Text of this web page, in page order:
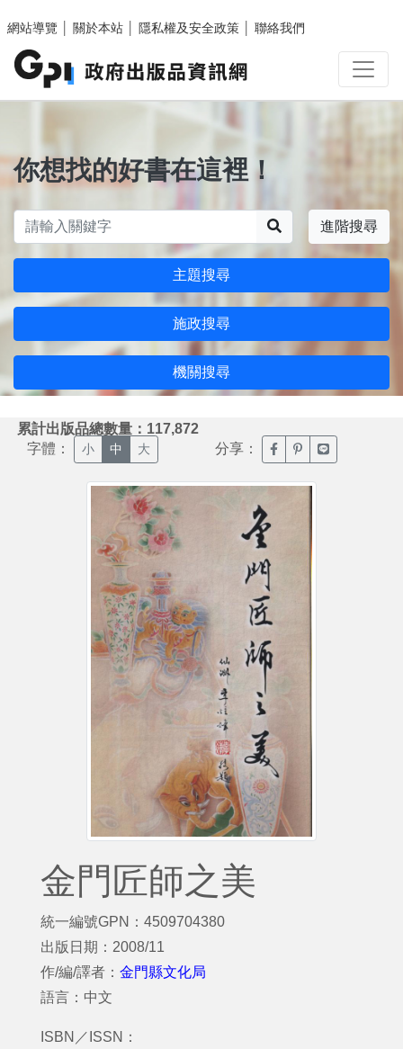
網站導覽
關於本站 隱私權及安全政策 聯絡我們
你想找的好書在這裡！
進階搜尋
主題搜尋
施政搜尋
機關搜尋
累計出版品總數量：117,872
字體： 小 中 大 分享： 臉書分享(另開新視窗)
噗浪分享(另開新
Line分享(另
金門匠師之美
統一編號GPN：4509704380
出版日期：2008/11
作/編/譯者： 金門縣文化局
語言：中文
ISBN／ISSN：